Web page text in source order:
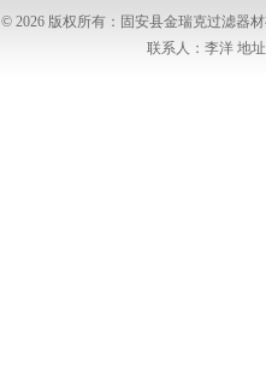
© 2026 版权所有：固安县金瑞克过滤器
联系人：李洋 地